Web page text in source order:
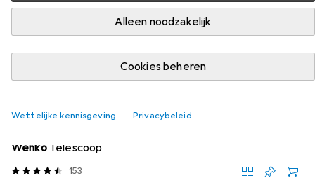
Alleen noodzakelijk
Cookies beheren
Wettelijke kennisgeving Privacybeleid
Productlijst
Douchegordijnstang
Wenko Telescoop
153